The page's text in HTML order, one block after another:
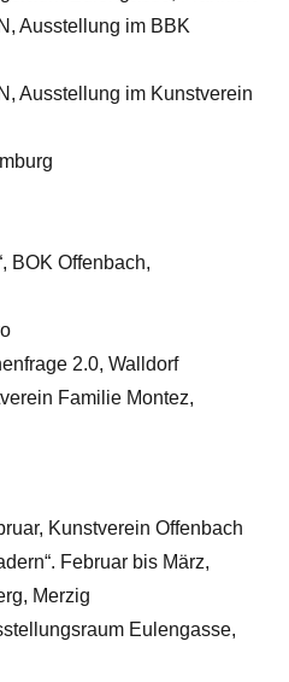
Ausstellung im BBK
Ausstellung im Kunstverein
BOK Offenbach,
2.0, Walldorf
Familie Montez,
Kunstverein Offenbach
Februar bis März,
Merzig
Eulengasse,